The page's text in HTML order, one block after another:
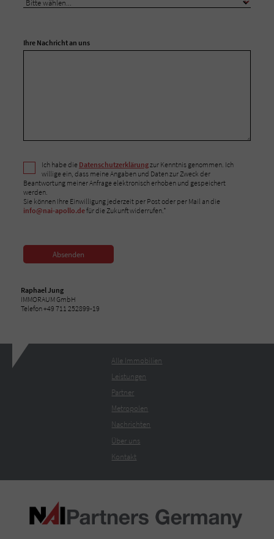
Ihre Nachricht an uns
Ich habe die Datenschutzerklärungzur Kenntnis genommen. Ich
willige ein, dass meine Angaben und Daten zur Zweck der
Beantwortung meiner Anfrage elektronisch erhoben und gespeichert
werden.
Sie können Ihre Einwilligung jederzeit per Post oder per Mail an die
info@nai-apollo.defür die Zukunft widerrufen.*
Absenden
Raphael Jung
IMMORAUM GmbH
Telefon +49 711 252899-19
Alle Immobilien
Leistungen
Partner
Metropolen
Nachrichten
Über uns
Kontakt